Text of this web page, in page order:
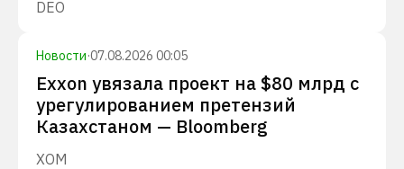
DEO
Новости·07.08.2026 00:05
Exxon увязала проект на $80 млрд с
урегулированием претензий
Казахстаном — Bloomberg
XOM